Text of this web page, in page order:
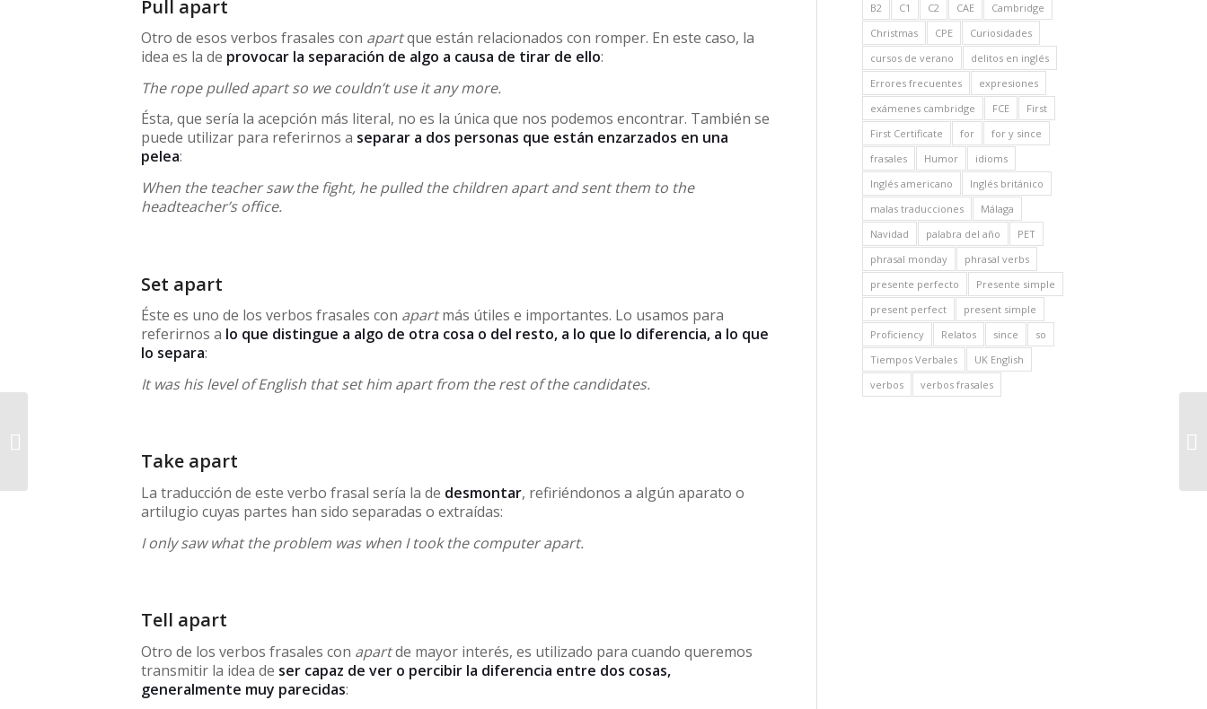
Pull apart
Otro de esos verbos frasales con apartque están relacionados con romper. En este caso, la
idea es la de provocar la separación de algo a causa de tirar de ello:
The rope pulled apart so we couldn’t use it any more.
Ésta, que sería la acepción más literal, no es la única que nos podemos encontrar. También se
puede utilizar para referirnos a separar a dos personas que están enzarzados en una
pelea:
When the teacher saw the fight, he pulled the children apart and sent them to the
headteacher’s office.
Set apart
Éste es uno de los verbos frasales con apartmás útiles e importantes. Lo usamos para
referirnos a lo que distingue a algo de otra cosa o del resto, a lo que lo diferencia, a lo que
lo separa:
It was his level of English that set him apart from the rest of the candidates.
Take apart
La traducción de este verbo frasal sería la de desmontar, refiriéndonos a algún aparato o
artilugio cuyas partes han sido separadas o extraídas:
I only saw what the problem was when I took the computer apart.
Tell apart
Otro de los verbos frasales con apartde mayor interés, es utilizado para cuando queremos
transmitir la idea de ser capaz de ver o percibir la diferencia entre dos cosas,
generalmente muy parecidas:
B2
C1 C2 CAE
Cambridge
Christmas
CPE
Curiosidades
cursos de verano
delitos en inglés
Errores frecuentes
expresiones
exámenes cambridge
FCE
First
First Certificate
for
for y since
frasales
Humor
idioms
Inglés americano
Inglés británico
malas traducciones
Málaga
Navidad
palabra del año
PET
phrasal monday
phrasal verbs
presente perfecto
Presente simple
present perfect
present simple
Proficiency
Relatos since
so
Tiempos Verbales
UK English
verbos
verbos frasales